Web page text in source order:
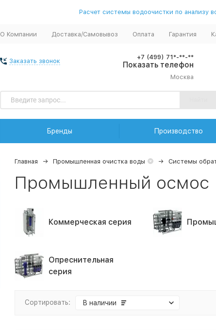
Расчет системы водоочистки по анализу
О Компании Доставка/Самовывоз Оплата Гарантия
Заказать звонок
+7 (499) 71*-**-**
Показать телефон
Москва
Бренды Производство
Главная Промышленная очистка воды Системы
Промышленный осмос
Коммерческая серия
Опреснительная
серия
Сортировать: В наличии